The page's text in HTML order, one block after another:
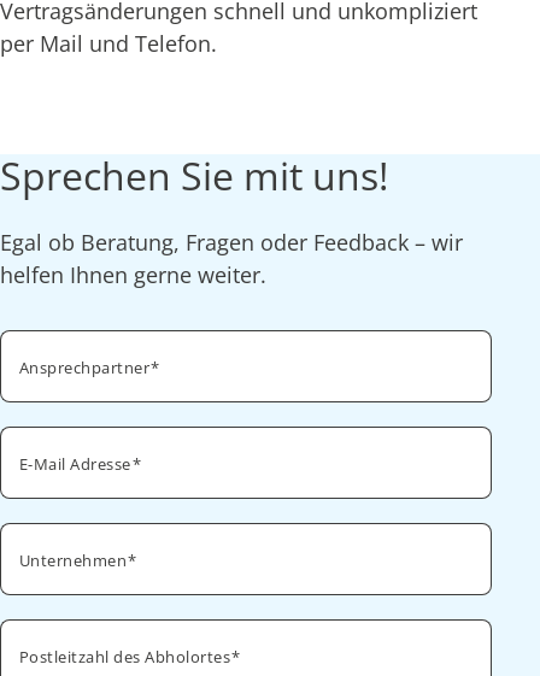
Vertragsänderungen schnell und unkompliziert
per Mail und Telefon.
Sprechen Sie mit uns!
Egal ob Beratung, Fragen oder Feedback – wir
helfen Ihnen gerne weiter.
Ansprechpartner
E-Mail Adresse
Unternehmen
Postleitzahl des Abholortes